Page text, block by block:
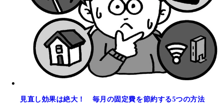
見直し効果は絶大！ 毎月の固定費を節約する5つの方法